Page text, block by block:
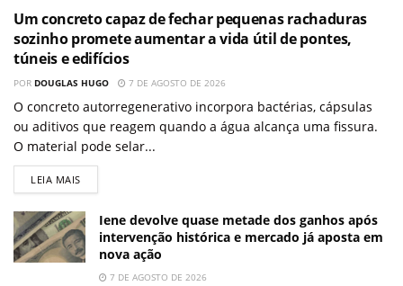
Um concreto capaz de fechar pequenas rachaduras
sozinho promete aumentar a vida útil de pontes,
túneis e edifícios
POR DOUGLAS HUGO 7 DE AGOSTO DE 2026
O concreto autorregenerativo incorpora bactérias, cápsulas
ou aditivos que reagem quando a água alcança uma fissura.
O material pode selar...
LEIA MAIS
Iene devolve quase metade dos ganhos após
intervenção histórica e mercado já aposta em
nova ação
7 DE AGOSTO DE 2026